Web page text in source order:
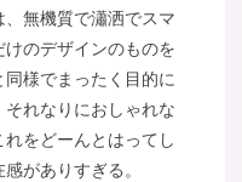
無機質で瀟洒でスマ
のデザインのものを
様でまったく目的に
れなりにおしゃれな
をどーんとはってし
がありすぎる。